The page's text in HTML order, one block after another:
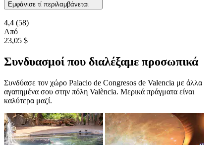
Εμφάνισε τί περιλαμβάνεται
4,4 (58)
Από
23,05 $
Συνδυασμοί που διαλέξαμε προσωπικά
Συνδύασε τον χώρο Palacio de Congresos de Valencia με άλλα
αγαπημένα σου στην πόλη València. Μερικά πράγματα είναι
καλύτερα μαζί.